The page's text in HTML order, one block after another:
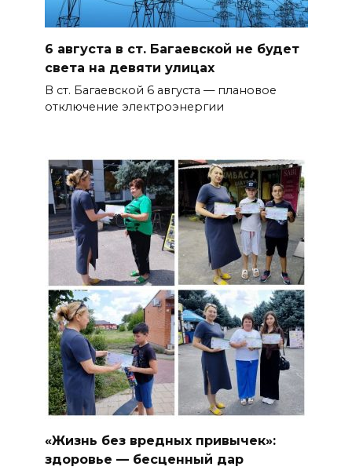
6 августа в ст. Багаевской не будет
света на девяти улицах
В ст. Багаевской 6 августа — плановое
отключение электроэнергии
«Жизнь без вредных привычек»:
здоровье — бесценный дар